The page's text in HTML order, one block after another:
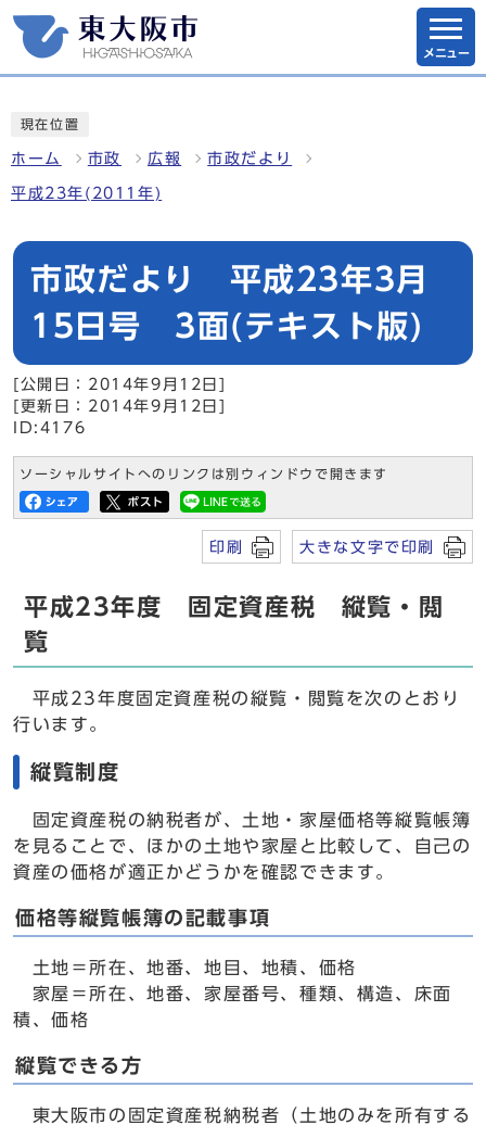
メニュー
現在位置
ホーム 市政 広報 市政だより
平成23年(2011年)
市政だより 平成23年3月
15日号 3面(テキスト版)
[公開日：2014年9月12日]
[更新日：2014年9月12日]
ID:4176
ソーシャルサイトへのリンクは別ウィンドウで開きます
印刷 大きな文字で印刷
平成23年度 固定資産税 縦覧・閲
覧
平成23年度固定資産税の縦覧・閲覧を次のとおり
行います。
縦覧制度
固定資産税の納税者が、土地・家屋価格等縦覧帳簿
を見ることで、ほかの土地や家屋と比較して、自己の
資産の価格が適正かどうかを確認できます。
価格等縦覧帳簿の記載事項
土地＝所在、地番、地目、地積、価格
家屋＝所在、地番、家屋番号、種類、構造、床面
積、価格
縦覧できる方
東大阪市の固定資産税納税者（土地のみを所有する